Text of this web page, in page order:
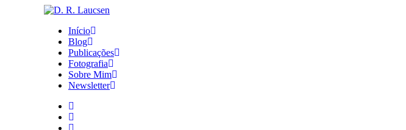
Início
Blog
Publicações
Fotografia
Sobre Mim
Newsletter